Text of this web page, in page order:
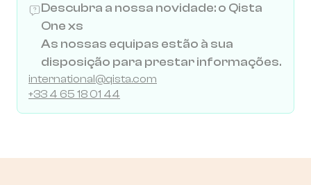
Descubra a nossa novidade: o Qista
One xs
As nossas equipas estão à sua
disposição para prestar informações.
international@qista.com
+33 4 65 18 01 44